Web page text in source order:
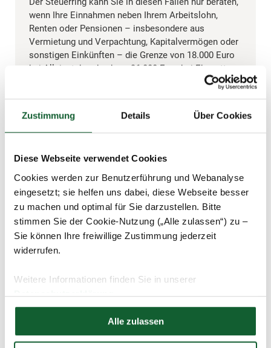
Zustimmung Details Über Cookies
Diese Webseite verwendet Cookies
Cookies werden zur Benutzerführung und Webanalyse
eingesetzt; sie helfen uns dabei, diese Webseite besser
zu machen und optimal für Sie darzustellen. Bitte
stimmen Sie der Cookie-Nutzung („Alle zulassen“) zu –
Sie können Ihre freiwillige Zustimmung jederzeit
widerrufen.
Weitere Informationen finden Sie in unserer
Datenschutzerklärung
Hier finden Sie unserImpressum
Alle zulassen
wenn Ihre Einnahmen neben Ihrem Arbeitslohn,
Renten oder Pensionen – insbesondere aus
Vermietung und Verpachtung, Kapitalvermögen oder
sonstigen Einkünften – die Grenze von 18.000 Euro
bei Alleinstehenden bzw. 36.000 Euro bei Ehegatten
nicht überschreiten. Weitere Informationen finden
Welche Folgen hat die Zuteilung einer
W-IdNr.?
Für die meisten Betroffenen hat die Vergabe der
Wirtschafts-Identifikationsnummer zunächst keine
unmittelbaren praktischen Auswirkungen.
Insbesondere gilt:
allein durch die W-IdNr.
Die Nummer dient in erster Linie der internen Zuordnung
durch die Finanzverwaltung.